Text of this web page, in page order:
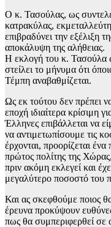
Ο κ. Τασούλας, ως
κατρακύλας,
επιβραδύνει την εξέλιξη
αποκάλυψη της αλήθειας.
Η εκλογή του κ. Τασούλα
στείλει το μήνυμα ότι
Τέμπη αναβαθμίζεται.
Ως εκ τούτου δεν πρέπει
εποχή ιδιαίτερα κρίσιμη
Έλληνες επιβάλλεται να
να αντιμετωπίσουμε τις
έρχονται, προορίζεται
πρώτος πολίτης της
πριν ακόμη εκλεγεί και
μεγαλύτερο ποσοστό του
Και ας σκεφθούμε ποιος
έρευνα προκύψουν
πως θα συμπεριφερθεί σε